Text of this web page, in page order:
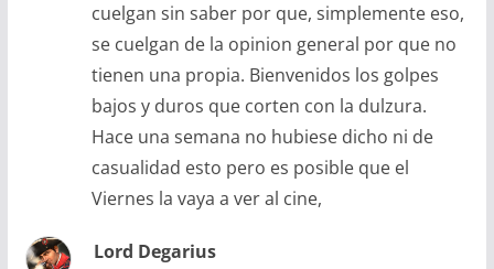
cuelgan sin saber por que, simplemente eso,
se cuelgan de la opinion general por que no
tienen una propia. Bienvenidos los golpes
bajos y duros que corten con la dulzura.
Hace una semana no hubiese dicho ni de
casualidad esto pero es posible que el
Viernes la vaya a ver al cine,
Lord Degarius